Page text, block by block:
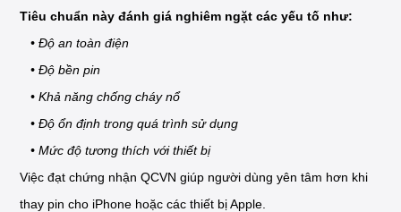
Tiêu chuẩn này đánh giá nghiêm ngặt các yếu tố như:
• Độ an toàn điện
• Độ bền pin
• Khả năng chống cháy nổ
• Độ ổn định trong quá trình sử dụng
• Mức độ tương thích với thiết bị
Việc đạt chứng nhận QCVN giúp người dùng yên tâm hơn khi
thay pin cho iPhone hoặc các thiết bị Apple.